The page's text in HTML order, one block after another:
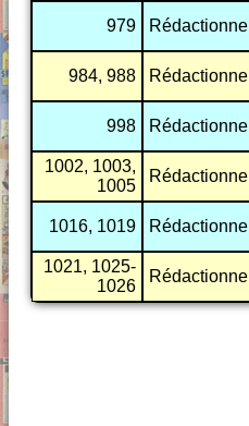
979 Rédactionnel
984, 988 Rédactionnel
998 Rédactionnel
1002, 1003,
1005
Rédactionnel
1016, 1019 Rédactionnel
1021, 1025-
1026
Rédactionnel